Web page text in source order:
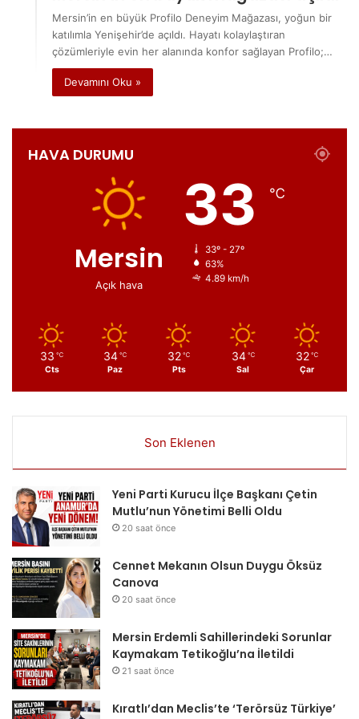
Mersin’in en büyük Profilo Deneyim Mağazası, yoğun bir
katılımla Yenişehir’de açıldı. Hayatı kolaylaştıran
çözümleriyle evin her alanında konfor sağlayan Profilo;…
Devamını Oku »
HAVA DURUMU
Mersin
Açık hava
33 ℃
33º - 27º
63%
4.89 km/h
33 ℃
Cts
34 ℃
Paz
32 ℃
Pts
34 ℃
Sal
32 ℃
Çar
Son Eklenen
Yeni Parti Kurucu İlçe Başkanı Çetin
Mutlu’nun Yönetimi Belli Oldu
20 saat önce
Cennet Mekanın Olsun Duygu Öksüz
Canova
20 saat önce
Mersin Erdemli Sahillerindeki Sorunlar
Kaymakam Tetikoğlu’na İletildi
21 saat önce
Kıratlı’dan Meclis’te ‘Terörsüz Türkiye’